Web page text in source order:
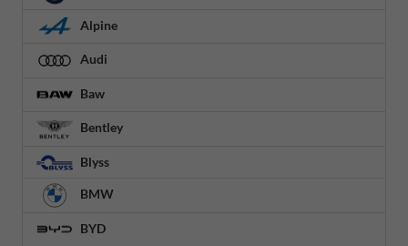
Alpine
Audi
Baw
Bentley
Blyss
BMW
BYD